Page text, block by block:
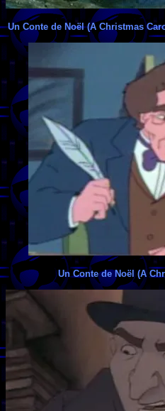
Un Conte de Noël (A Christmas
Un Conte de Noël (A